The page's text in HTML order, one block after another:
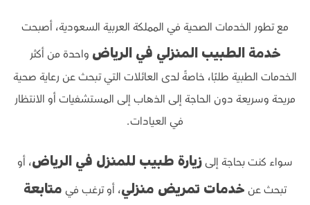
مع تطور الخدمات الصحية في المملكة العربية السعودية، أصبحت
خدمة الطبيب المنزلي في الرياض واحدة من أكثر
الخدمات الطبية طلبًا، خاصةً لدى العائلات التي تبحث عن رعاية صحية
مريحة وسريعة دون الحاجة إلى الذهاب إلى المستشفيات أو الانتظار
في العيادات.
سواء كنت بحاجة إلى زيارة طبيب للمنزل في الرياض، أو
تبحث عن خدمات تمريض منزلي، أو ترغب في متابعة